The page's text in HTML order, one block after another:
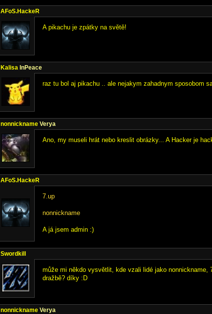
AFoS.HackeR
A pikachu je zpátky na světě!
Kalisa InPeace
raz tu bol aj pikachu .. ale nejakym zahadnym sposobom
nonnickname Verya
Ano, my museli hrát nebo kreslit obrázky... A Hacker je
AFoS.HackeR
7.up
nonnickname
A já jsem admin :)
Swordkill
může mi někdo vysvětlit, kde vzali lidé jako
dražbě? díky :D
nonnickname Verya